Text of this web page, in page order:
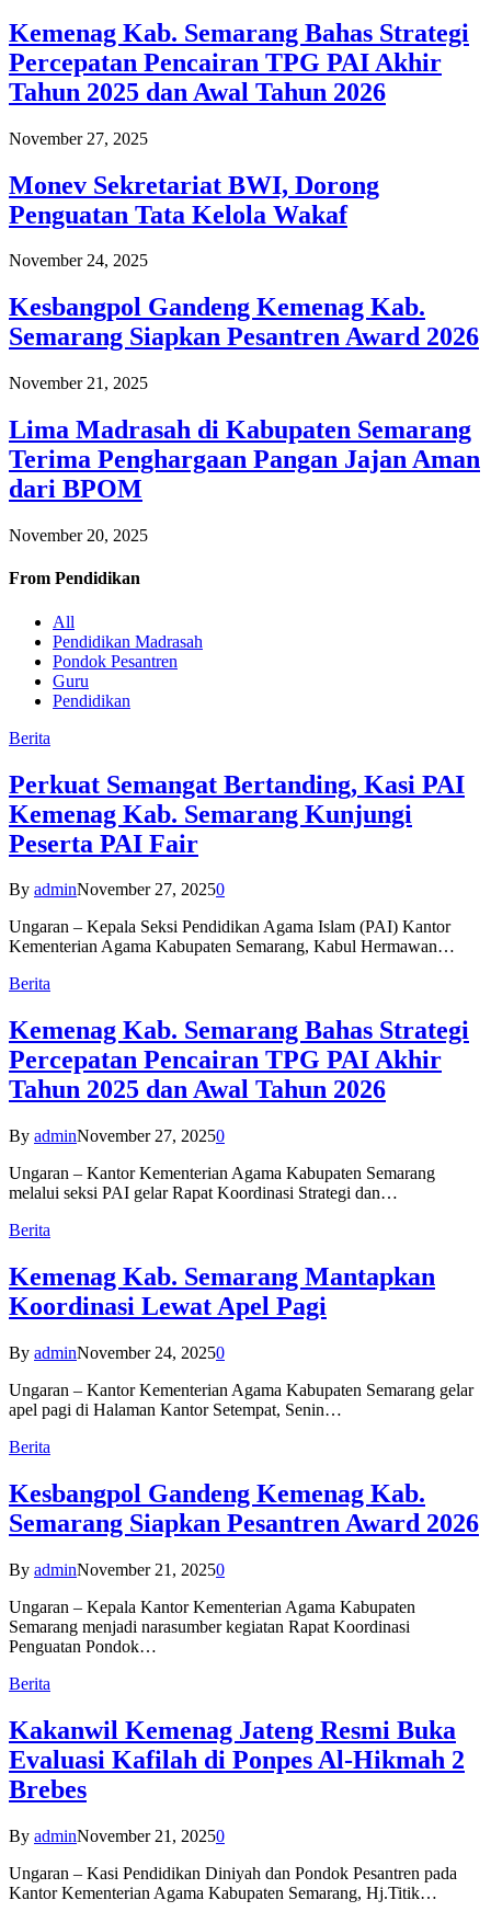
Kemenag Kab. Semarang Bahas Strategi
Percepatan Pencairan TPG PAI Akhir
Tahun 2025 dan Awal Tahun 2026
November 27, 2025
Monev Sekretariat BWI, Dorong
Penguatan Tata Kelola Wakaf
November 24, 2025
Kesbangpol Gandeng Kemenag Kab.
Semarang Siapkan Pesantren Award 2026
November 21, 2025
Lima Madrasah di Kabupaten Semarang
Terima Penghargaan Pangan Jajan Aman
dari BPOM
November 20, 2025
From Pendidikan
All
Pendidikan Madrasah
Pondok Pesantren
Guru
Pendidikan
Berita
Perkuat Semangat Bertanding, Kasi PAI
Kemenag Kab. Semarang Kunjungi
Peserta PAI Fair
By adminNovember 27, 20250
Ungaran – Kepala Seksi Pendidikan Agama Islam (PAI) Kantor
Kementerian Agama Kabupaten Semarang, Kabul Hermawan…
Berita
Kemenag Kab. Semarang Bahas Strategi
Percepatan Pencairan TPG PAI Akhir
Tahun 2025 dan Awal Tahun 2026
By adminNovember 27, 20250
Ungaran – Kantor Kementerian Agama Kabupaten Semarang
melalui seksi PAI gelar Rapat Koordinasi Strategi dan…
Berita
Kemenag Kab. Semarang Mantapkan
Koordinasi Lewat Apel Pagi
By adminNovember 24, 20250
Ungaran – Kantor Kementerian Agama Kabupaten Semarang gelar
apel pagi di Halaman Kantor Setempat, Senin…
Berita
Kesbangpol Gandeng Kemenag Kab.
Semarang Siapkan Pesantren Award 2026
By adminNovember 21, 20250
Ungaran – Kepala Kantor Kementerian Agama Kabupaten
Semarang menjadi narasumber kegiatan Rapat Koordinasi
Penguatan Pondok…
Berita
Kakanwil Kemenag Jateng Resmi Buka
Evaluasi Kafilah di Ponpes Al-Hikmah 2
Brebes
By adminNovember 21, 20250
Ungaran – Kasi Pendidikan Diniyah dan Pondok Pesantren pada
Kantor Kementerian Agama Kabupaten Semarang, Hj.Titik…